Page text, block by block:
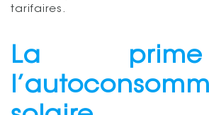
tarifaires.
La